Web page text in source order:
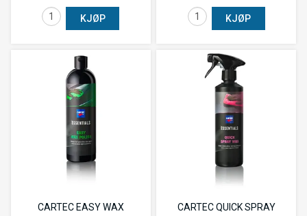
KJØP KJØP
CARTEC EASY WAX
CARTEC QUICK SPRAY